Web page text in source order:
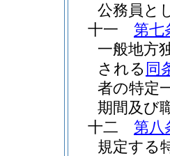
公務員と
十一
第七
一般地方
される 同
者の特定
期間及び
十二
第八
規定する